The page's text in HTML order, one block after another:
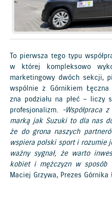
To pierwsza tego typu
w której kompleksowo
marketingowy dwóch sekcji,
wspólnie z Górnikiem
zna podziału na płeć – liczy
profesjonalizm. -Współpraca
marką jak Suzuki to dla nas
że do grona naszych
wspiera polski sport i rozumie
ważny sygnał, że warto
kobiet i mężczyzn w sposób
Maciej Grzywa, Prezes Górnika